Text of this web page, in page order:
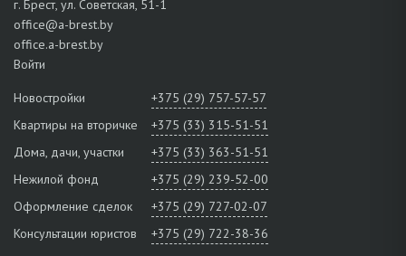
г. Брест, ул. Советская, 51-1
office@a-brest.by
office.a-brest.by
Войти
Новостройки
+375 (29) 757-57-57
Квартиры на вторичке
+375 (33) 315-51-51
Дома, дачи, участки
+375 (33) 363-51-51
Нежилой фонд
+375 (29) 239-52-00
Оформление сделок
+375 (29) 727-02-07
Консультации юристов
+375 (29) 722-38-36